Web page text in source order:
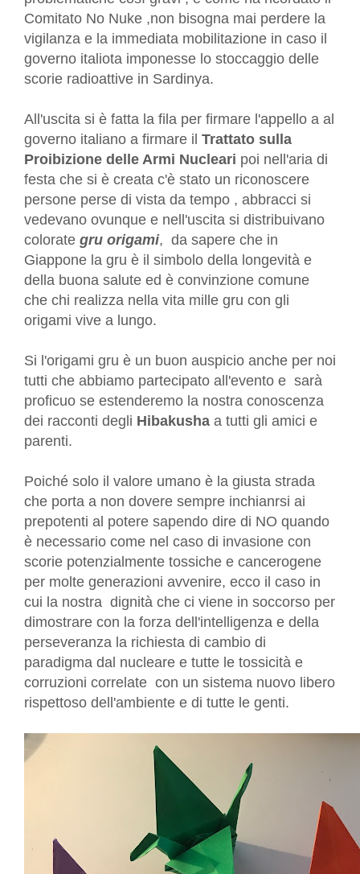
Comitato No Nuke ,non bisogna mai perdere la
vigilanza e la immediata mobilitazione in caso il
governo italiota imponesse lo stoccaggio delle
scorie radioattive in Sardinya.
All'uscita si è fatta la fila per firmare l'appello a al
governo italiano a firmare il Trattato sulla
Proibizione delle Armi Nucleari poi nell'aria di
festa che si è creata c'è stato un riconoscere
persone perse di vista da tempo , abbracci si
vedevano ovunque e nell'uscita si distribuivano
colorate gru origami, da sapere che in
Giappone la gru è il simbolo della longevità e
della buona salute ed è convinzione comune
che chi realizza nella vita mille gru con gli
origami vive a lungo.
Si l'origami gru è un buon auspicio anche per noi
tutti che abbiamo partecipato all'evento e sarà
proficuo se estenderemo la nostra conoscenza
dei racconti degli Hibakusha a tutti gli amici e
parenti.
Poiché solo il valore umano è la giusta strada
che porta a non dovere sempre inchianrsi ai
prepotenti al potere sapendo dire di NO quando
è necessario come nel caso di invasione con
scorie potenzialmente tossiche e cancerogene
per molte generazioni avvenire, ecco il caso in
cui la nostra dignità che ci viene in soccorso per
dimostrare con la forza dell'intelligenza e della
perseveranza la richiesta di cambio di
paradigma dal nucleare e tutte le tossicità e
corruzioni correlate con un sistema nuovo libero
rispettoso dell'ambiente e di tutte le genti.